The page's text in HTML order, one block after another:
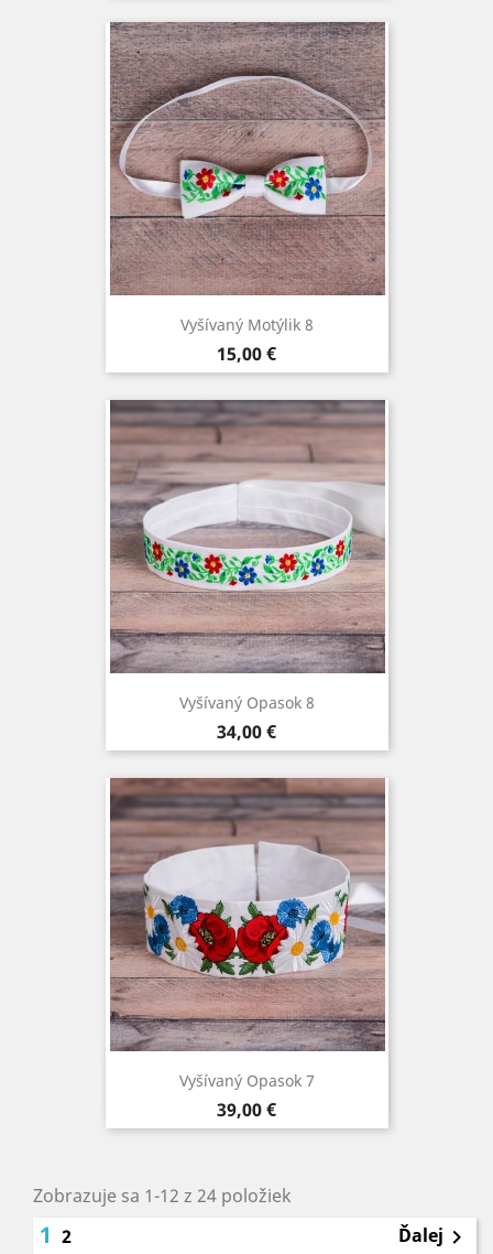
Vyšívaný Motýlik 8
Cena
15,00 €
Vyšívaný Opasok 8
Cena
34,00 €
Vyšívaný Opasok 7
Cena
39,00 €
Zobrazuje sa 1-12 z 24 položiek
1 2 Ďalej 